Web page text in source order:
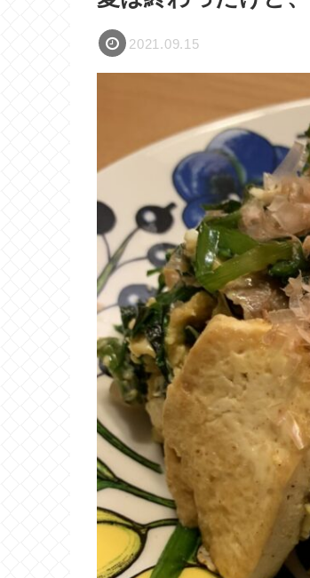
2021.09.15